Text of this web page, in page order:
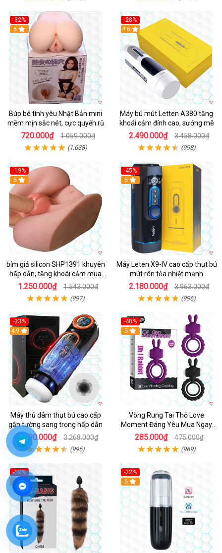
-32%
Hot
5
Búp bê tình yêu Nhật Bản mini
mềm mịn sắc nét, cực quyến rũ
720.000₫ 1.059.000₫
(1,638)
-28%
Hot
4.6
Máy bú mút Letten A380 tăng
khoái cảm đỉnh cao, sướng mê
2.490.000₫ 3.458.000₫
(998)
-19%
Hot
5
bím giả silicon SHP1391 khuyên
hấp dẫn, tăng khoái cảm mua
ngay
1.250.000₫ 1.543.000₫
(997)
-45%
Hot
5
Máy Leten X9-IV cao cấp thụt bú
mút rên tỏa nhiệt mạnh
2.180.000₫ 3.963.000₫
(996)
-33%
Hot
4.9
Máy thủ dâm thụt bú cao cấp
gắn tường sang trọng hấp dẫn
2.190.000₫ 3.268.000₫
(995)
-40%
5
Vòng Rung Tai Thỏ Love
Moment Đáng Yêu Mua Ngay
Giá Tốt
285.000₫ 475.000₫
(969)
-12%
Hot
5
-22%
5